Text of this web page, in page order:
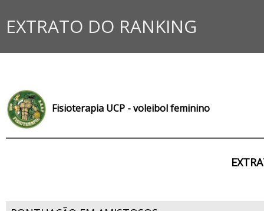
EXTRATO DO RANKING
Fisioterapia UCP - voleibol feminino